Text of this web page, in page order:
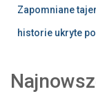
Zapomniane
historie ukryte